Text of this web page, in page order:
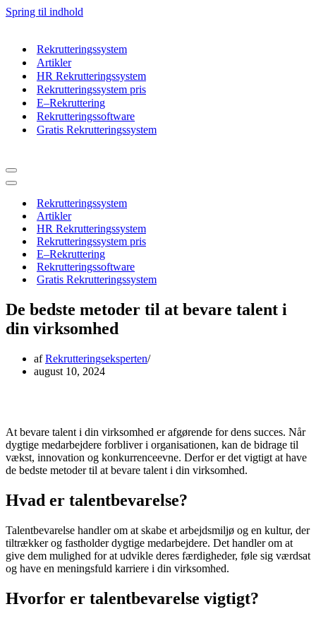
Spring til indhold
Rekrutteringssystem
Artikler
HR Rekrutteringssystem
Rekrutteringssystem pris
E–Rekruttering
Rekrutteringssoftware
Gratis Rekrutteringssystem
Navigation
menu
Navigation
Rekrutteringssystem
Artikler
HR Rekrutteringssystem
Rekrutteringssystem pris
E–Rekruttering
Rekrutteringssoftware
Gratis Rekrutteringssystem
De bedste metoder til at bevare talent i
din virksomhed
afRekrutteringseksperten
august 10, 2024
At bevare talent i din virksomhed er afgørende for dens succes. Når
dygtige medarbejdere forbliver i organisationen, kan de bidrage til
vækst, innovation og konkurrenceevne. Derfor er det vigtigt at have
de bedste metoder til at bevare talent i din virksomhed.
Hvad er talentbevarelse?
Talentbevarelse handler om at skabe et arbejdsmiljø og en kultur, der
tiltrækker og fastholder dygtige medarbejdere. Det handler om at
give dem mulighed for at udvikle deres færdigheder, føle sig værdsat
og have en meningsfuld karriere i din virksomhed.
Hvorfor er talentbevarelse vigtigt?